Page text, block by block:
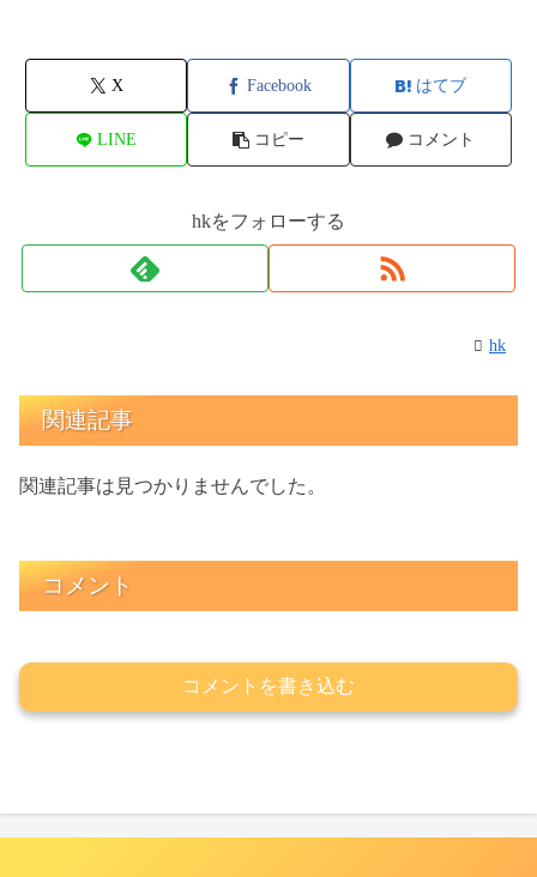
X Facebook はてブ
LINE コピー コメント
hkをフォローする
hk
関連記事
関連記事は見つかりませんでした。
コメント
コメントを書き込む